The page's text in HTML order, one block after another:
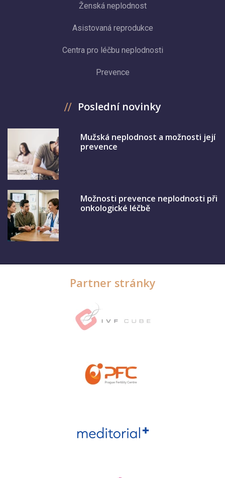
Ženská neplodnost
Asistovaná reprodukce
Centra pro léčbu neplodnosti
Prevence
Poslední novinky
Mužská neplodnost a možnosti její
prevence
Možnosti prevence neplodnosti při
onkologické léčbě
Partner stránky